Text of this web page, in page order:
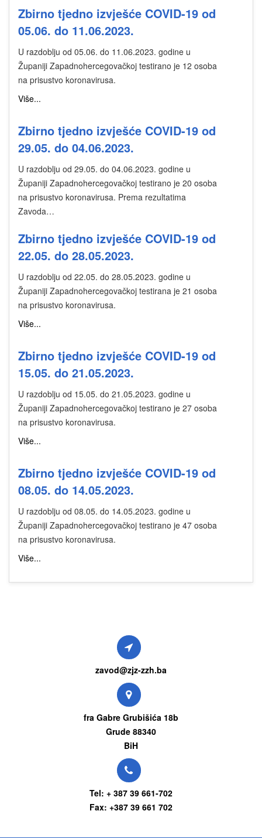
Zbirno tjedno izvješće COVID-19 od
05.06. do 11.06.2023.
U razdoblju od 05.06. do 11.06.2023. godine u
Županiji Zapadnohercegovačkoj testirano je 12 osoba
na prisustvo koronavirusa.
Više...
Zbirno tjedno izvješće COVID-19 od
29.05. do 04.06.2023.
U razdoblju od 29.05. do 04.06.2023. godine u
Županiji Zapadnohercegovačkoj testirano je 20 osoba
na prisustvo koronavirusa. Prema rezultatima
Zavoda…
Zbirno tjedno izvješće COVID-19 od
22.05. do 28.05.2023.
U razdoblju od 22.05. do 28.05.2023. godine u
Županiji Zapadnohercegovačkoj testirana je 21 osoba
na prisustvo koronavirusa.
Više...
Zbirno tjedno izvješće COVID-19 od
15.05. do 21.05.2023.
U razdoblju od 15.05. do 21.05.2023. godine u
Županiji Zapadnohercegovačkoj testirano je 27 osoba
na prisustvo koronavirusa.
Više...
Zbirno tjedno izvješće COVID-19 od
08.05. do 14.05.2023.
U razdoblju od 08.05. do 14.05.2023. godine u
Županiji Zapadnohercegovačkoj testirano je 47 osoba
na prisustvo koronavirusa.
Više...
zavod@zjz-zzh.ba
fra Gabre Grubišića 18b
Grude 88340
BiH
Tel: + 387 39 661-702
Fax: +387 39 661 702